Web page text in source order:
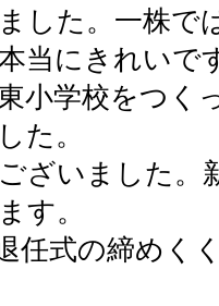
した。一株で
当にきれいで
小学校をつく
た。
ざいました。
す。
任式の締めく